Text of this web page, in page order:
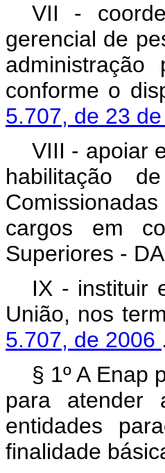
VII -
gerencial de
conforme o
5.707, de 23
VIII - apoiar
habilitação
cargos em
Superiores -
IX - instituir
União, nos
5.707, de 2006 .
§ 1º A Enap
para atender
entidades
finalidade